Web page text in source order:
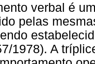
verbal é
pelas
1978). A